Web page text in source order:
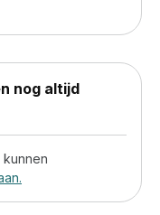
nog altijd